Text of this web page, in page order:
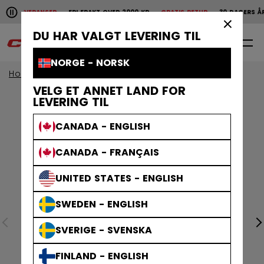
DU HAR VALGT LEVERING TIL
NORGE - NORSK
VELG ET ANNET LAND FOR
LEVERING TIL
CANADA - ENGLISH
CANADA - FRANÇAIS
UNITED STATES - ENGLISH
SWEDEN - ENGLISH
SVERIGE - SVENSKA
FINLAND - ENGLISH
Pause the horizontal scroll animation.
LEVERANSERFRI FRAKT OVER 2000 KRGRATIS RETUR30 DAGERS
Raske leveranser Fri frakt over 2000 krGratis
0
Home